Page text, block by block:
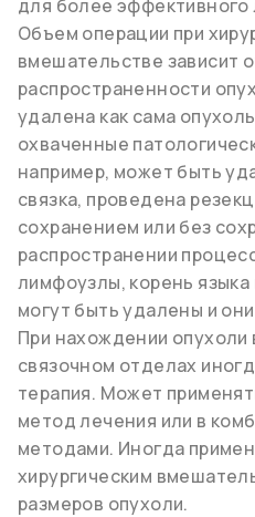
для более эффективного
Объем операции при
вмешательстве зависит
распространенности
удалена как сама
охваченные
например, может быть
связка, проведена
сохранением или без
распространении
лимфоузлы, корень
могут быть удалены и
При нахождении опухоли
связочном отделах
терапия. Может
метод лечения или в
методами. Иногда
хирургическим
размеров опухоли.